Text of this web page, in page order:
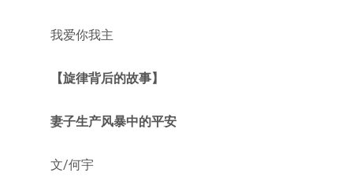
我爱你我主
【旋律背后的故事】
妻子生产风暴中的平安
文/何宇